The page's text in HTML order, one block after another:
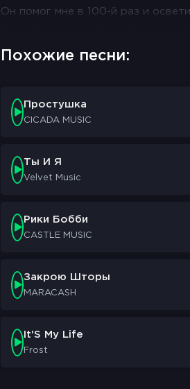
Он помог мне в 100-й раз и
Я только проснулся сразу к
(Богу)
Он помог мне в 100-й раз и
(Ай)
Я не спал ночами думал о
Я звоню ей каждый день но ей
Не могу в это поверить я уехал с
Проживать эти эмоции моя основа
Прожевать эти слова это моя
Я только проснулся сразу к
(Микрофону)
Похожие песни:
Простушка
CICADA MUSIC
Ты И Я
Velvet Music
Рики Бобби
CASTLE MUSIC
Закрою Шторы
MARACASH
It'S My Life
Frost